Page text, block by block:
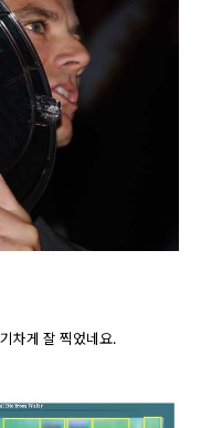
차게 잘 찍었네요.